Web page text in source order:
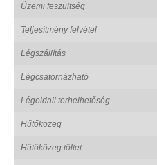
Üzemi feszültség
Teljesítmény felvétel
Légszállítás
Légcsatornázható
Légoldali terhelhetőség
Hűtőközeg
Hűtőközeg tőltet